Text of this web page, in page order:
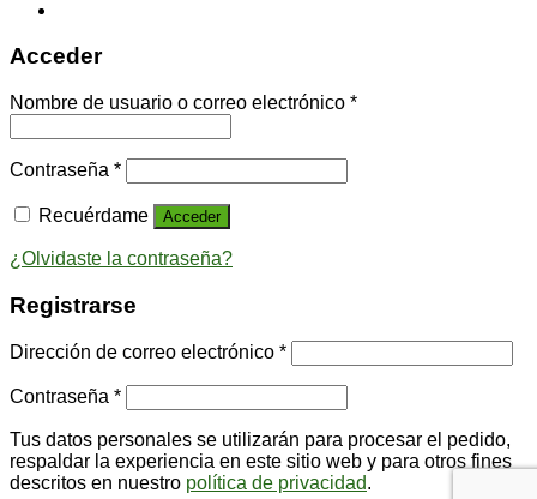
Acceder
Nombre de usuario o correo electrónico *
Contraseña *
Recuérdame Acceder
¿Olvidaste la contraseña?
Registrarse
Dirección de correo electrónico *
Contraseña *
Tus datos personales se utilizarán para procesar el pedido,
respaldar la experiencia en este sitio web y para otros fines
descritos en nuestro política de privacidad.